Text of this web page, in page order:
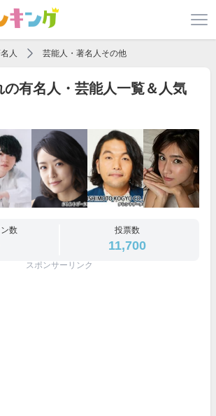
人 芸能人・著名人その他
の有名人・芸能人一覧＆人気
数 投票数
11,700
スポンサーリンク